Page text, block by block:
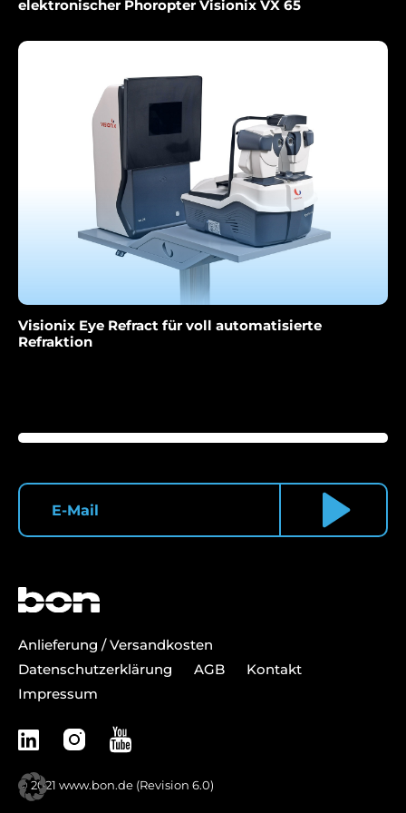
elektronischer Phoropter Visionix VX 65
Visionix Eye Refract für voll automatisierte
Refraktion
Anlieferung / Versandkosten
Datenschutzerklärung
AGB
Kontakt
Impressum
© 2021 www.bon.de (Revision 6.0)